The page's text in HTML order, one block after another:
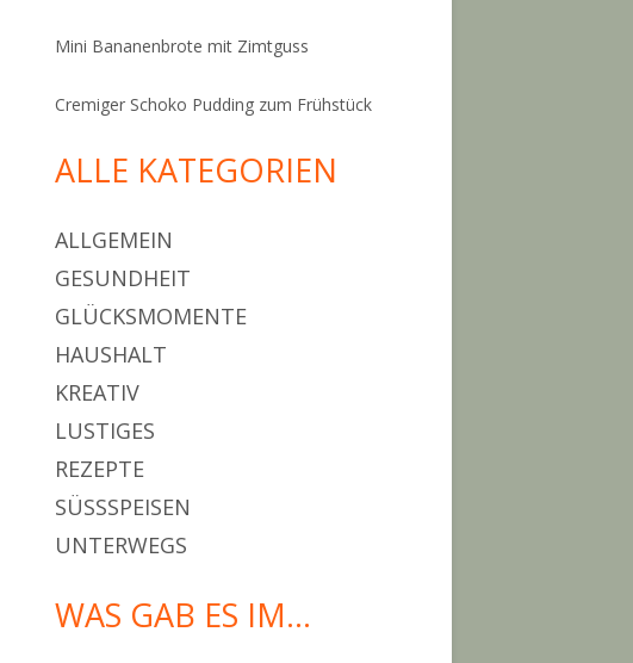
Mini Bananenbrote mit Zimtguss
Cremiger Schoko Pudding zum Frühstück
ALLE KATEGORIEN
ALLGEMEIN
GESUNDHEIT
GLÜCKSMOMENTE
HAUSHALT
KREATIV
LUSTIGES
REZEPTE
SÜSSSPEISEN
UNTERWEGS
WAS GAB ES IM…